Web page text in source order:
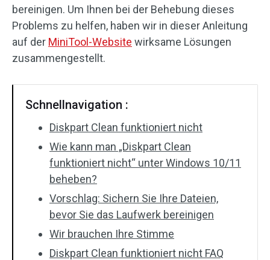
bereinigen. Um Ihnen bei der Behebung dieses
Problems zu helfen, haben wir in dieser Anleitung
auf der MiniTool-Website wirksame Lösungen
zusammengestellt.
Schnellnavigation :
Diskpart Clean funktioniert nicht
Wie kann man „Diskpart Clean
funktioniert nicht“ unter Windows 10/11
beheben?
Vorschlag: Sichern Sie Ihre Dateien,
bevor Sie das Laufwerk bereinigen
Wir brauchen Ihre Stimme
Diskpart Clean funktioniert nicht FAQ